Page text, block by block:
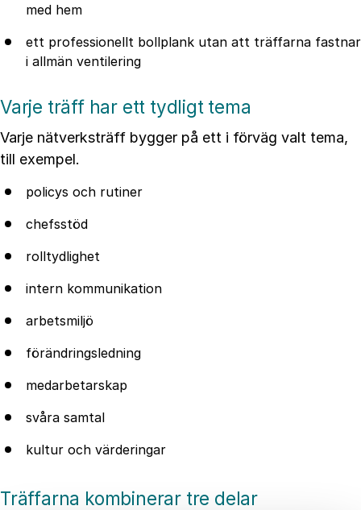
med hem
ett professionellt bollplank utan att träffarna fastnar
i allmän ventilering
Varje träff har ett tydligt tema
Varje nätverksträff bygger på ett i förväg valt tema,
till exempel.
policys och rutiner
chefsstöd
rolltydlighet
intern kommunikation
arbetsmiljö
förändringsledning
medarbetarskap
svåra samtal
kultur och värderingar
Träffarna kombinerar tre delar